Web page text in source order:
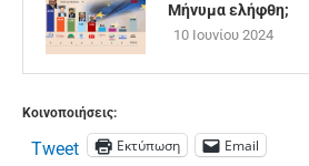
Μήνυμα ελήφθη;
10 Ιουνίου 2024
Κοινοποιήσεις:
Tweet Εκτύπωση Email